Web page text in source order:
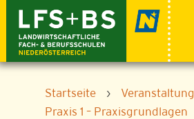
content
Startseite › Veranstaltung
Praxis 1 – Praxisgrundlagen